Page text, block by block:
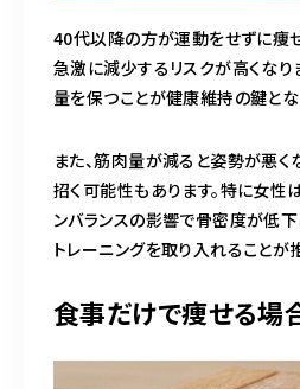
40代以降の方が運動をせずに痩
急激に減少するリスクが高くなり
量を保つことが健康維持の鍵とな
また、筋肉量が減ると姿勢が悪く
招く可能性もあります。特に女性
ンバランスの影響で骨密度が低下
トレーニングを取り入れることが
食事だけで痩せる場